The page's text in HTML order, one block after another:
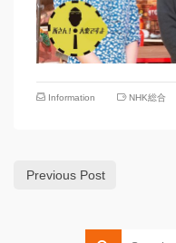
Information NHK総合
Previous Post
Search